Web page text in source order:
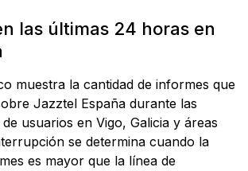
las últimas 24 horas en
muestra la cantidad de informes que
Jazztel España durante las
usuarios en Vigo, Galicia y áreas
se determina cuando la
es mayor que la línea de